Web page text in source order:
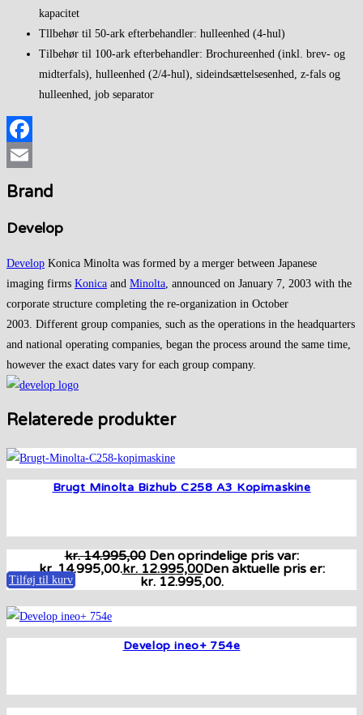
kapacitet
Tllbehør til 50-ark efterbehandler: hulleenhed (4-hul)
Tilbehør til 100-ark efterbehandler: Brochureenhed (inkl. brev- og
midterfals), hulleenhed (2/4-hul), sideindsættelsesenhed, z-fals og
hulleenhed, job separator
Facebook
Brand
Develop
Develop Konica Minolta was formed by a merger between Japanese
imaging firms Konica and Minolta, announced on January 7, 2003 with the
corporate structure completing the re-organization in October
2003. Different group companies, such as the operations in the headquarters
and national operating companies, began the process around the same time,
however the exact dates vary for each group company.
Relaterede produkter
Brugt Minolta Bizhub C258 A3 Kopimaskine
kr.14.995,00 Den oprindelige pris var:
kr. 14.995,00.kr.12.995,00Den aktuelle pris er:
kr. 12.995,00.
Tilføj til kurv
Develop ineo+ 754e